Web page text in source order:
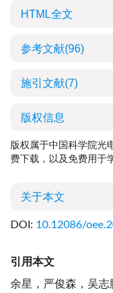
HTML全文
参考文献(96)
施引文献(7)
版权信息
版权属于中国科学院光
费下载，以及免费用于
关于本文
DOI: 10.12086/
引用本文
余星，严俊森，吴